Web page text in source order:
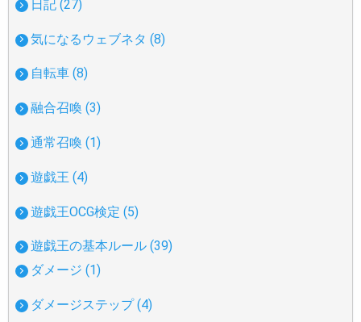
日記 (27)
気になるウェブネタ (8)
自転車 (8)
融合召喚 (3)
通常召喚 (1)
遊戯王 (4)
遊戯王OCG検定 (5)
遊戯王の基本ルール (39)
ダメージ (1)
ダメージステップ (4)